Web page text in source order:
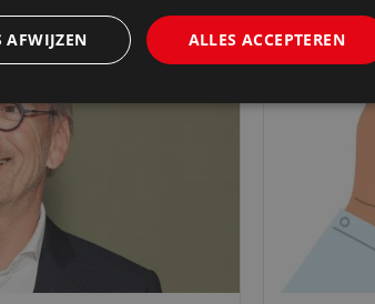
Wij nemen
,advocaat-
en inclusief.
advocaten van
en onze klanten
advocaten’.
ALLES ACCEPTEREN
AFWIJZEN